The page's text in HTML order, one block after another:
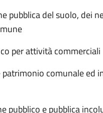
del suolo, dei
per attività commerciali
comunale ed
e pubblica